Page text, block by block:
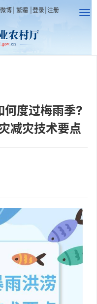
微博 繁體 登录 注册
何度过梅雨季?
减灾技术要点